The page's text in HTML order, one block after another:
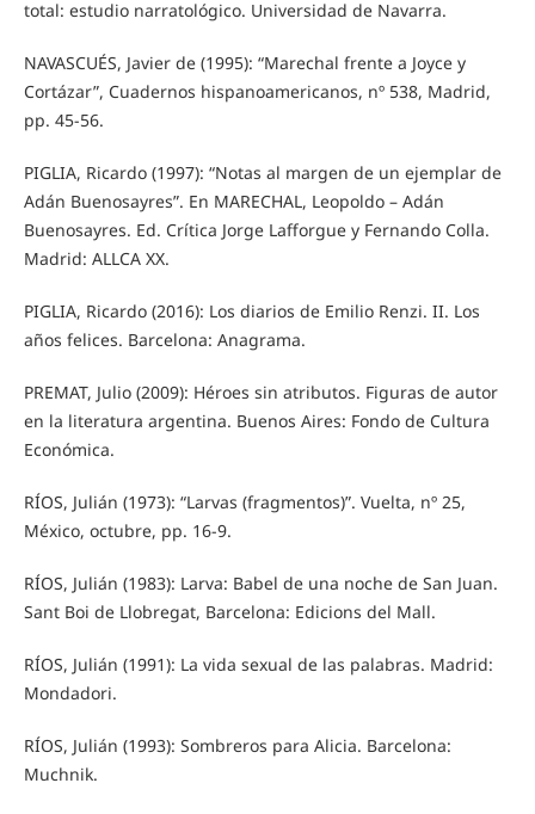
total: estudio narratológico. Universidad de Navarra.
NAVASCUÉS, Javier de (1995): “Marechal frente a Joyce y
Cortázar”, Cuadernos hispanoamericanos, nº 538, Madrid,
pp. 45-56.
PIGLIA, Ricardo (1997): “Notas al margen de un ejemplar de
Adán Buenosayres”. En MARECHAL, Leopoldo – Adán
Buenosayres. Ed. Crítica Jorge Lafforgue y Fernando Colla.
Madrid: ALLCA XX.
PIGLIA, Ricardo (2016): Los diarios de Emilio Renzi. II. Los
años felices. Barcelona: Anagrama.
PREMAT, Julio (2009): Héroes sin atributos. Figuras de autor
en la literatura argentina. Buenos Aires: Fondo de Cultura
Económica.
RÍOS, Julián (1973): “Larvas (fragmentos)”. Vuelta, nº 25,
México, octubre, pp. 16-9.
RÍOS, Julián (1983): Larva: Babel de una noche de San Juan.
Sant Boi de Llobregat, Barcelona: Edicions del Mall.
RÍOS, Julián (1991): La vida sexual de las palabras. Madrid:
Mondadori.
RÍOS, Julián (1993): Sombreros para Alicia. Barcelona:
Muchnik.